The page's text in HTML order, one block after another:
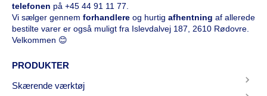
telefonen på +45 44 91 11 77
Vi sælger gennem forhandlere og hurtig afhentning af allerede
bestilte varer er også muligt fra Islevdalvej 187, 2610 Rødovre.
Velkommen 😊
PRODUKTER
Skærende værktøj